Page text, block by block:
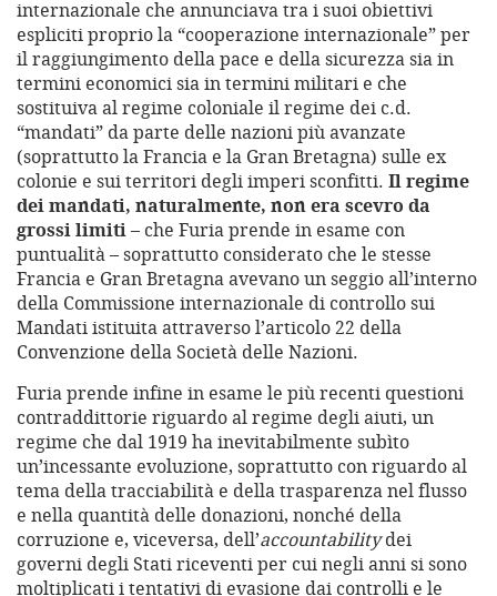
internazionale che annunciava tra i suoi obiettivi
espliciti proprio la “cooperazione internazionale” per
il raggiungimento della pace e della sicurezza sia in
termini economici sia in termini militari e che
sostituiva al regime coloniale il regime dei c.d.
“mandati” da parte delle nazioni più avanzate
(soprattutto la Francia e la Gran Bretagna) sulle ex
colonie e sui territori degli imperi sconfitti. Il regime
dei mandati, naturalmente, non era scevro da
grossi limiti– che Furia prende in esame con
puntualità – soprattutto considerato che le stesse
Francia e Gran Bretagna avevano un seggio all’interno
della Commissione internazionale di controllo sui
Mandati istituita attraverso l’articolo 22 della
Convenzione della Società delle Nazioni.
Furia prende infine in esame le più recenti questioni
contraddittorie riguardo al regime degli aiuti, un
regime che dal 1919 ha inevitabilmente subìto
un’incessante evoluzione, soprattutto con riguardo al
tema della tracciabilità e della trasparenza nel flusso
e nella quantità delle donazioni, nonché della
corruzione e, viceversa, dell’accountabilitydei
governi degli Stati riceventi per cui negli anni si sono
moltiplicati i tentativi di evasione dai controlli e le